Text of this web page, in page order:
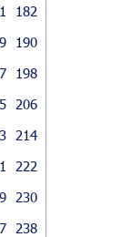
182
190
198
206
214
222
230
238